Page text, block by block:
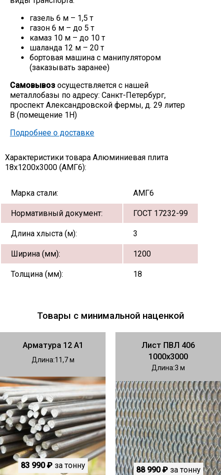
газель 6 м – 1,5 т
газон 6 м – до 5 т
камаз 10 м – до 10 т
шаланда 12 м – 20 т
бортовая машина с манипулятором
(заказывать заранее)
Самовывоз осуществляется с нашей
металлобазы по адресу: Санкт-Петербург,
проспект Александровской фермы, д. 29 литер
В (помещение 1Н)
Подробнее о доставке
Характеристики товара Алюминиевая плита
18х1200х3000 (АМГ6):
Марка стали: АМГ6
Нормативный документ: ГОСТ 17232-99
Длина хлыста (м): 3
Ширина (мм): 1200
Толщина (мм): 18
Товары с минимальной наценкой
Арматура 12 А1
Длина 11,7
83 990 ₽ за тонну
Лист ПВЛ 406
1000х3000
Длина 3
88 990 ₽ за тонну